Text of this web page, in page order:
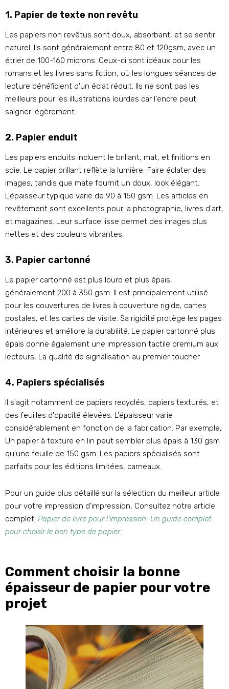
1. Papier de texte non revêtu
Les papiers non revêtus sont doux, absorbant, et se sentir
naturel. Ils sont généralement entre 80 et 120gsm, avec un
étrier de 100-160 microns. Ceux-ci sont idéaux pour les
romans et les livres sans fiction, où les longues séances de
lecture bénéficient d'un éclat réduit. Ils ne sont pas les
meilleurs pour les illustrations lourdes car l'encre peut
saigner légèrement.
2. Papier enduit
Les papiers enduits incluent le brillant, mat, et finitions en
soie. Le papier brillant reflète la lumière, Faire éclater des
images, tandis que mate fournit un doux, look élégant.
L'épaisseur typique varie de 90 à 150 gsm. Les articles en
revêtement sont excellents pour la photographie, livres d'art,
et magazines. Leur surface lisse permet des images plus
nettes et des couleurs vibrantes.
3. Papier cartonné
Le papier cartonné est plus lourd et plus épais,
généralement 200 à 350 gsm. Il est principalement utilisé
pour les couvertures de livres à couverture rigide, cartes
postales, et les cartes de visite. Sa rigidité protège les pages
intérieures et améliore la durabilité. Le papier cartonné plus
épais donne également une impression tactile premium aux
lecteurs, La qualité de signalisation au premier toucher.
4. Papiers spécialisés
Il s'agit notamment de papiers recyclés, papiers texturés, et
des feuilles d'opacité élevées. L'épaisseur varie
considérablement en fonction de la fabrication. Par exemple,
Un papier à texture en lin peut sembler plus épais à 130 gsm
qu'une feuille de 150 gsm. Les papiers spécialisés sont
parfaits pour les éditions limitées, carneaux.
Pour un guide plus détaillé sur la sélection du meilleur article
pour votre impression d'impression, Consultez notre article
complet: Papier de livre pour l'impression: Un guide complet
pour choisir le bon type de papier.
Comment choisir la bonne
épaisseur de papier pour votre
projet